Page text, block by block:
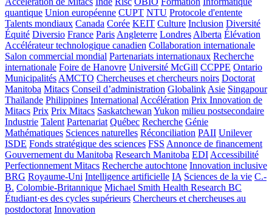
quantique Union européenne CUPT NTU Protocole d'entente
Talents mondiaux Canada Corée KEIT Culture Inclusion Diversité
Équité Diversio France Paris Angleterre Londres Alberta Élévation
Accélérateur technologique canadien Collaboration internationale
Salon commercial mondial Partenariats internationaux Recherche
internationale Foire de Hanovre Université McGill CCPPE Ontario
Municipalités AMCTO Chercheuses et chercheurs noirs Doctorat
Manitoba Mitacs Conseil d’administration Globalink Asie Singapour
Thaïlande Philippines International Accélération Prix Innovation de
Mitacs Prix Prix Mitacs Saskatchewan Yukon milieu postsecondaire
Industrie Talent Partenariat Québec Recherche Génie
Mathématiques Sciences naturelles Réconciliation PAII Unilever
ISDE Fonds stratégique des sciences FSS Annonce de financement
Gouvernement du Manitoba Research Manitoba EDI Accessibilité
Perfectionnement Mitacs Recherche autochtone Innovation inclusive
BRG Royaume-Uni Intelligence artificielle IA Sciences de la vie C.-
B. Colombie-Britannique Michael Smith Health Research BC
Étudiant·es des cycles supérieurs Chercheurs et chercheuses au
postdoctorat Innovation